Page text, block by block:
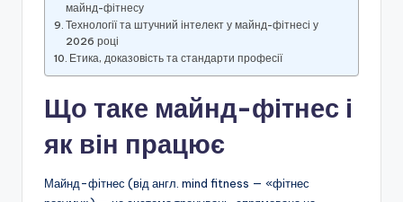
майнд-фітнесу
Технології та штучний інтелект у майнд-фітнесі у
2026 році
Етика, доказовість та стандарти професії
Що таке майнд-фітнес і
як він працює
Майнд-фітнес (від англ. mind fitness — «фітнес